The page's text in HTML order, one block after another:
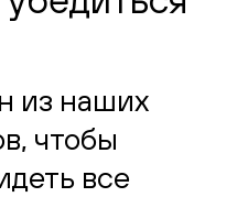
из наших
чтобы
все